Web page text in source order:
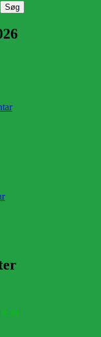
9:30